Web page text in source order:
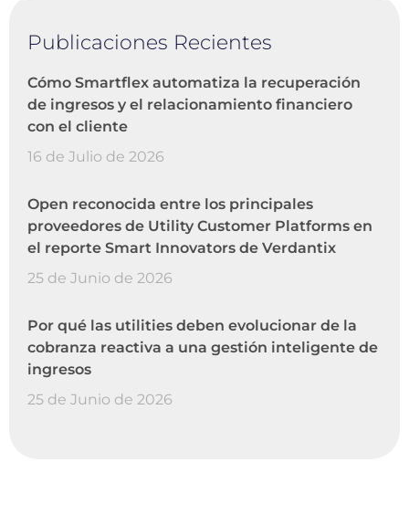
Publicaciones Recientes
Cómo Smartflex automatiza la recuperación
de ingresos y el relacionamiento financiero
con el cliente
16 de Julio de 2026
Open reconocida entre los principales
proveedores de Utility Customer Platforms en
el reporte Smart Innovators de Verdantix
25 de Junio de 2026
Por qué las utilities deben evolucionar de la
cobranza reactiva a una gestión inteligente de
ingresos
25 de Junio de 2026